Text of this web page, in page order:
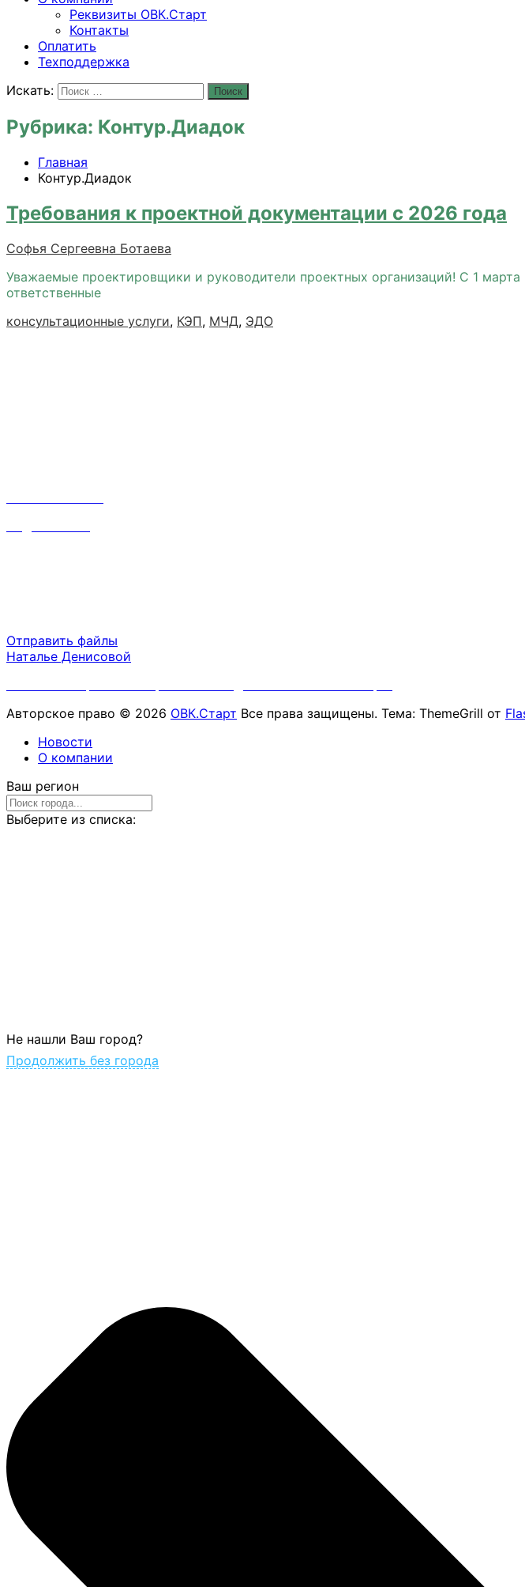
Реквизиты ОВК.Старт
Контакты
Оплатить
Техподдержка
Искать:
Поиск
Рубрика: Контур.Диадок
Главная
Контур.Диадок
Требования к проектной документации с 2026 года
Софья Сергеевна Ботаева
Уважаемые проектировщики и руководители проектных организаций! С 1
ответственные
консультационные услуги, КЭП, МЧД, ЭДО
Отправить файлы
Наталье Денисовой
Авторское право © 2026 ОВК.Старт Все права защищены. Тема: ThemeGrill от
Новости
О компании
Ваш регион
Выберите из списка:
Не нашли Ваш город?
Продолжить без города